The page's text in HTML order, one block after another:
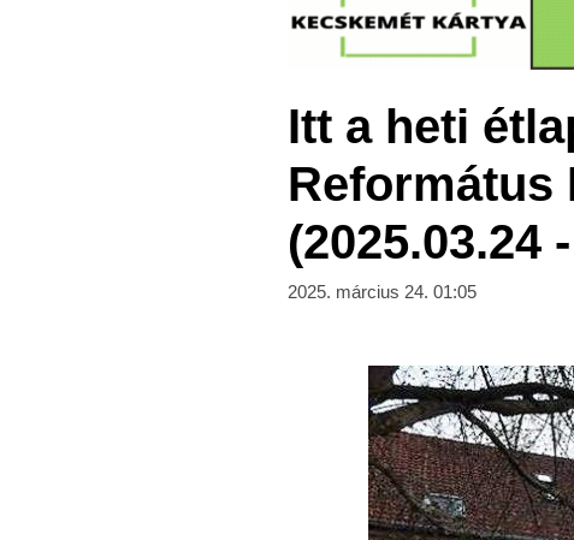
Itt a heti
Református
(2025.03.24
2025. március 24. 01:05